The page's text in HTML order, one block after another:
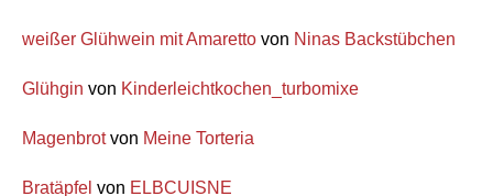
weißer Glühwein mit Amaretto von Ninas Backstübchen
Glühgin von Kinderleichtkochen_turbomixe
Magenbrotvon Meine Torteria
Bratäpfel von ELBCUISNE